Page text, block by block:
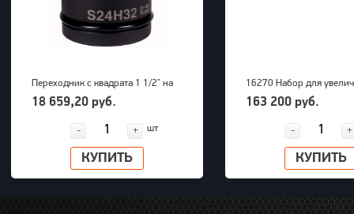
Переходник с квадрата 1 1/2" на
внешний шестигранник 32 мм
18 659,20 руб.
- + шт
КУПИТЬ
16270 Набор для
радиуса снятия
163 200 руб.
- +
КУПИТЬ